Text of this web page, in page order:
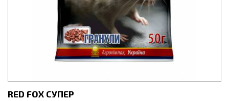
RED FOX СУПЕР